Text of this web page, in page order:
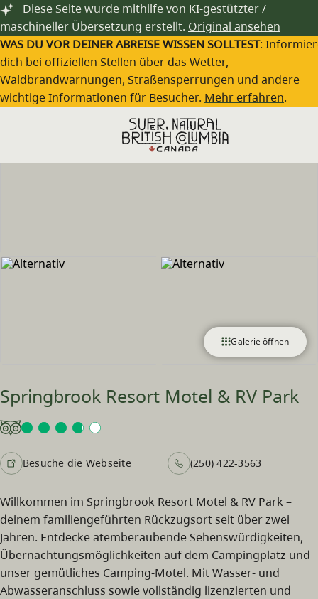
Zum Hauptinhalt springen
Diese Seite wurde mithilfe von KI-gestützter /
maschineller Übersetzung erstellt. Original ansehen
WAS DU VOR DEINER ABREISE WISSEN SOLLTEST:
dich bei offiziellen Stellen über das Wetter,
Waldbrandwarnungen, Straßensperrungen und andere
wichtige Informationen für Besucher. Mehr erfahren.
Galerie öffnen
Springbrook Resort Motel & RV Park
Besuche die Webseite (250) 422-3563
Willkommen im Springbrook Resort Motel & RV Park –
deinem familiengeführten Rückzugsort seit über zwei
Jahren. Entdecke atemberaubende Sehenswürdigkeiten,
Übernachtungsmöglichkeiten auf dem Campingplatz und
unser gemütliches Camping-Motel. Mit Wasser- und
Abwasseranschluss sowie vollständig lizenzierten und